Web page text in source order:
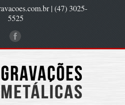
| (47) 3025-
5525